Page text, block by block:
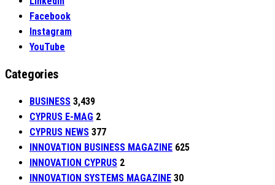
Facebook
Instagram
YouTube
Categories
BUSINESS 3,439
CYPRUS E-MAG 2
CYPRUS NEWS 377
INNOVATION BUSINESS MAGAZINE 625
INNOVATION CYPRUS 2
INNOVATION SYSTEMS MAGAZINE 30